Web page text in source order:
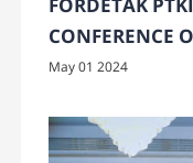
FORDETAK
CONFERENCE
SULTHAN
May 01 2024